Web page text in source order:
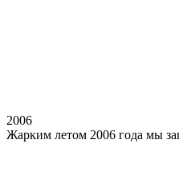
2006
Жарким летом 2006 года мы